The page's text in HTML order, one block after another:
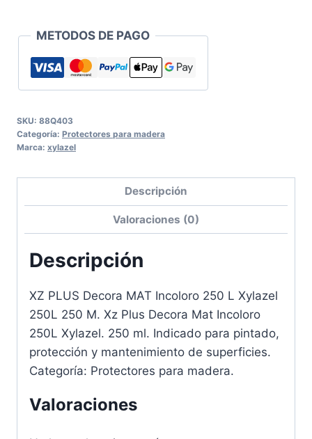
METODOS DE PAGO
SKU: 88Q403
Categoría: Protectores para madera
Marca: xylazel
Descripción
Valoraciones (0)
Descripción
XZ PLUS Decora MAT Incoloro 250 L Xylazel
250L 250 M. Xz Plus Decora Mat Incoloro
250L Xylazel. 250 ml. Indicado para pintado,
protección y mantenimiento de superficies.
Categoría: Protectores para madera.
Valoraciones